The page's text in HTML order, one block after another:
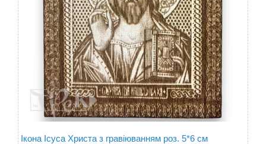
Ікона Ісуса Христа з гравіюванням роз. 5*6 см